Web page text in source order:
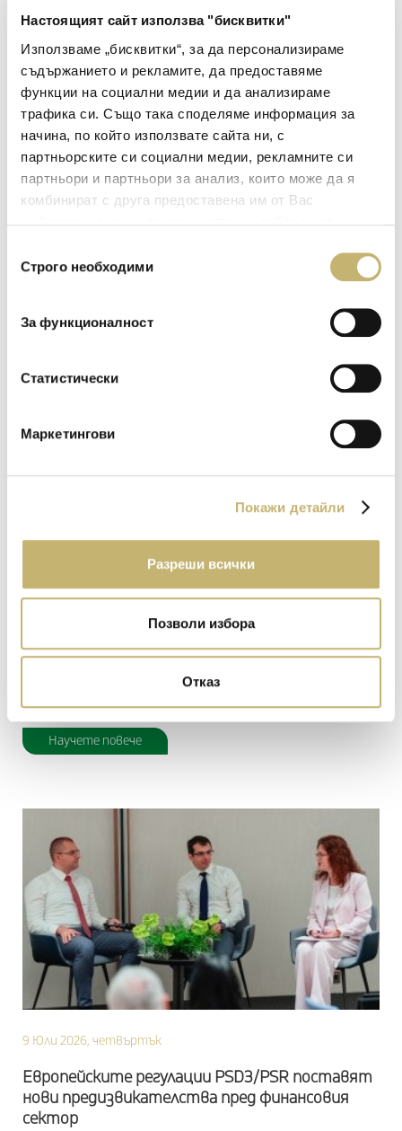
Настоящият сайт използва "бисквитки"
Използваме „бисквитки“, за да персонализираме
съдържанието и рекламите, да предоставяме
функции на социални медии и да анализираме
трафика си. Също така споделяме информация за
начина, по който използвате сайта ни, с
партньорските си социални медии, рекламните си
партньори и партньори за анализ, които може да я
комбинират с друга предоставена им от Вас
наСтрого необходими
За функционалност
Статистически
Маркетингови
Покажи детайли
Разреши всички
Позволи избора
Отказ
23 Юли 2026, четвъртък
Две престижни международни отличия за
успешния преход на България към плащания в
евро
БОРИКА и Ореn Way получиха признание в категориите
Excellence in Digital Innovation – Europe и Best Digital
Transformation Program by a Vendor...
21 Юли 2026, вторник
дарителска кампания за опазване на
българската природа
Клиентите на банката ще могат да подкрепят най-
голямата природозащитна организация у нас чрез blink
Научете повече
9 Юли 2026, четвъртък
Европейските регулации PSD3/PSR поставят
нови предизвикателства пред финансовия
сектор